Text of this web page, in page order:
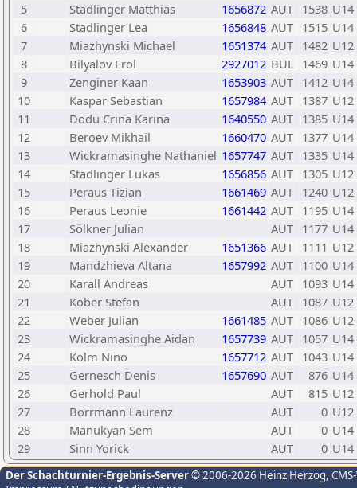
5
Stadlinger Matthias 1656872 AUT 1538 U14
6
Stadlinger Lea 1656848 AUT 1515 U14
7
Miazhynski Michael 1651374 AUT 1482 U12
8
Bilyalov Erol 2927012 BUL 1469 U14
9
Zenginer Kaan 1653903 AUT 1412 U14
10
Kaspar Sebastian 1657984 AUT 1387 U12
11
Dodu Crina Karina 1640550 AUT 1385 U14
12
Beroev Mikhail 1660470 AUT 1377 U14
13
Wickramasinghe Nathaniel 1657747 AUT 1335 U14
14
Stadlinger Lukas 1656856 AUT 1305 U12
15
Peraus Tizian 1661469 AUT 1240 U12
16
Peraus Leonie 1661442 AUT 1195 U14
17
Sölkner Julian AUT 1177 U14
18
Miazhynski Alexander 1651366 AUT 1111 U12
19
Mandzhieva Altana 1657992 AUT 1100 U14
20
Karall Andreas AUT 1093 U14
21
Kober Stefan AUT 1087 U12
22
Weber Julian 1661485 AUT 1086 U12
23
Wickramasinghe Aidan 1657739 AUT 1057 U14
24
Kolm Nino 1657712 AUT 1043 U14
25
Gernesch Denis 1657690 AUT 876 U14
26
Gerhold Paul AUT 815 U12
27
Borrmann Laurenz AUT 0 U12
28
Manukyan Sem AUT 0 U14
29
Sinn Yorick AUT 0 U14
Der Schachturnier-Ergebnis-Server© 2006-2026 Heinz Herzog,